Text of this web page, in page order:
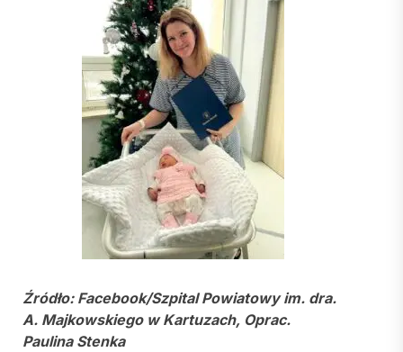
Źródło: Facebook/Szpital Powiatowy im. dra.
A. Majkowskiego w Kartuzach, Oprac.
Paulina Stenka